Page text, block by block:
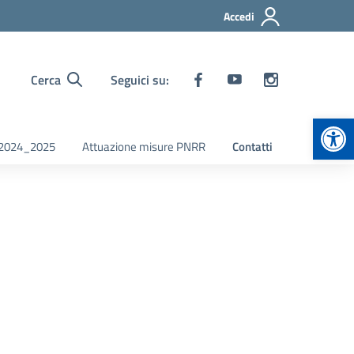
Accedi
Cerca Seguici su:
Attuazione misure PNRR Contatti